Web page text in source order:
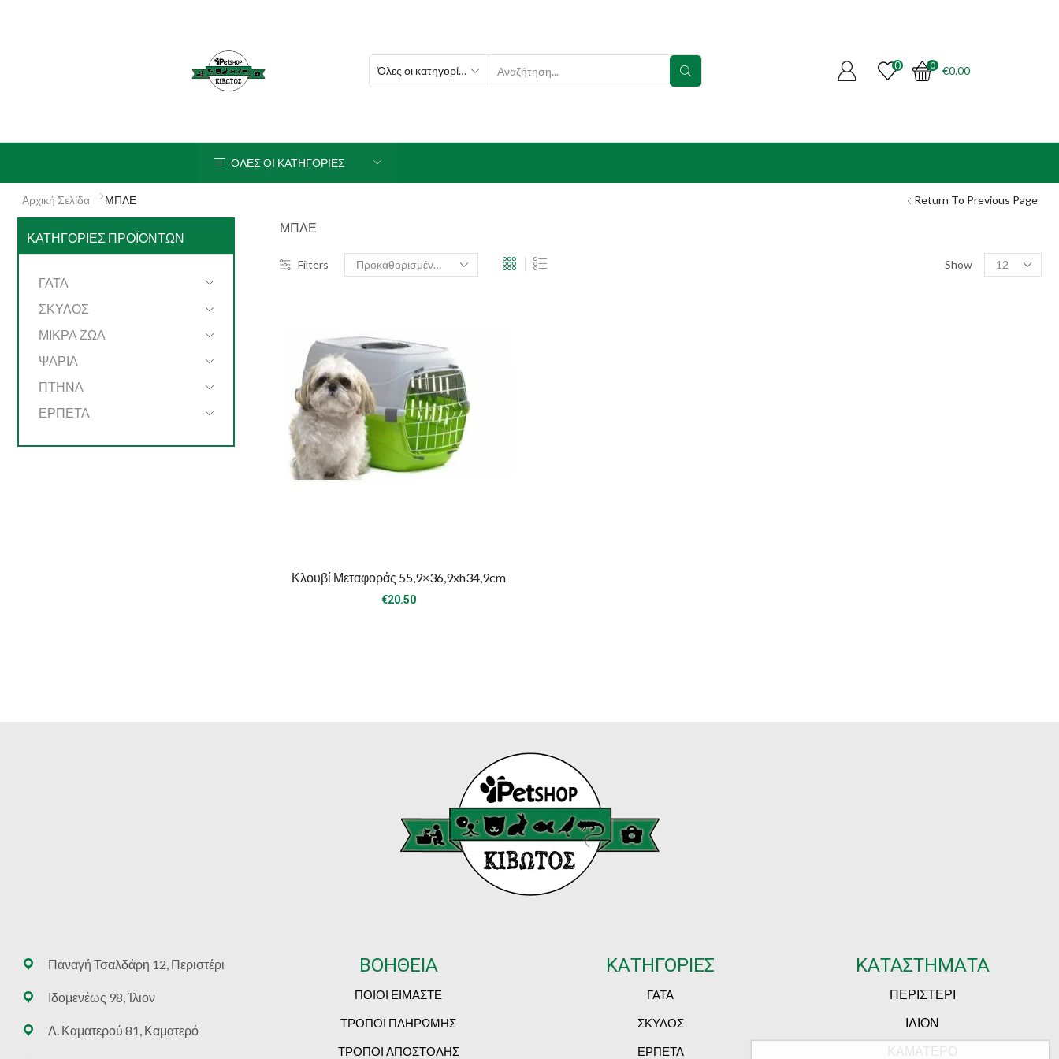
SEARCH
0 0 €0.00
ΟΛΕΣ ΟΙ ΚΑΤΗΓΟΡΙΕΣ
Αρχική Σελίδα ΜΠΛΕ Return To Previous Page
ΜΠΛΕ
Filters Show
Products
per
Κλουβί Μεταφοράς 55,9×36,9xh34,9cm
€20.50
ΚΑΤΗΓΟΡΊΕΣ ΠΡΟΪΌΝΤΩΝ
ΓΑΤΑ
ΣΚΥΛΟΣ
ΜΙΚΡΑ ΖΩΑ
ΨΑΡΙΑ
ΠΤΗΝΑ
ΕΡΠΕΤΑ
Παναγή Τσαλδάρη 12, Περιστέρι
Ιδομενέως 98, Ίλιον
Λ. Καματερού 81, Καματερό
ΒΟΗΘΕΙΑ
ΠΟΙΟΙ ΕΙΜΑΣΤΕ
ΤΡΟΠΟΙ ΠΛΗΡΩΜΗΣ
ΤΡΟΠΟΙ ΑΠΟΣΤΟΛΗΣ
ΚΑΤΗΓΟΡΙΕΣ
ΓΑΤΑ
ΣΚΥΛΟΣ
ΕΡΠΕΤΑ
ΚΑΤΑΣΤΗΜΑΤΑ
ΠΕΡΙΣΤΕΡΙ
ΙΛΙΟΝ